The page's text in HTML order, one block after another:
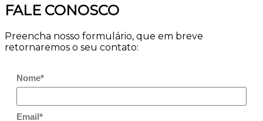
FALE CONOSCO
Preencha nosso formulário, que em breve
retornaremos o seu contato:
Nome*
Email*